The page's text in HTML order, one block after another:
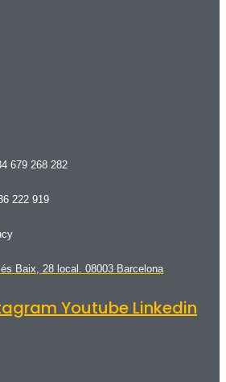
679 268 282
222 919
Baix, 28 local. 08003 Barcelona
Youtube Linkedin